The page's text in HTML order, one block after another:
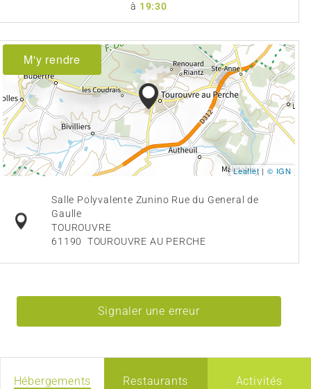
à 19:30
M'y rendre
Leaflet | © IGN
Salle Polyvalente Zunino Rue du General de
Gaulle
TOUROUVRE
61190 TOUROUVRE AU PERCHE
Signaler une erreur
Hébergements Restaurants Activités